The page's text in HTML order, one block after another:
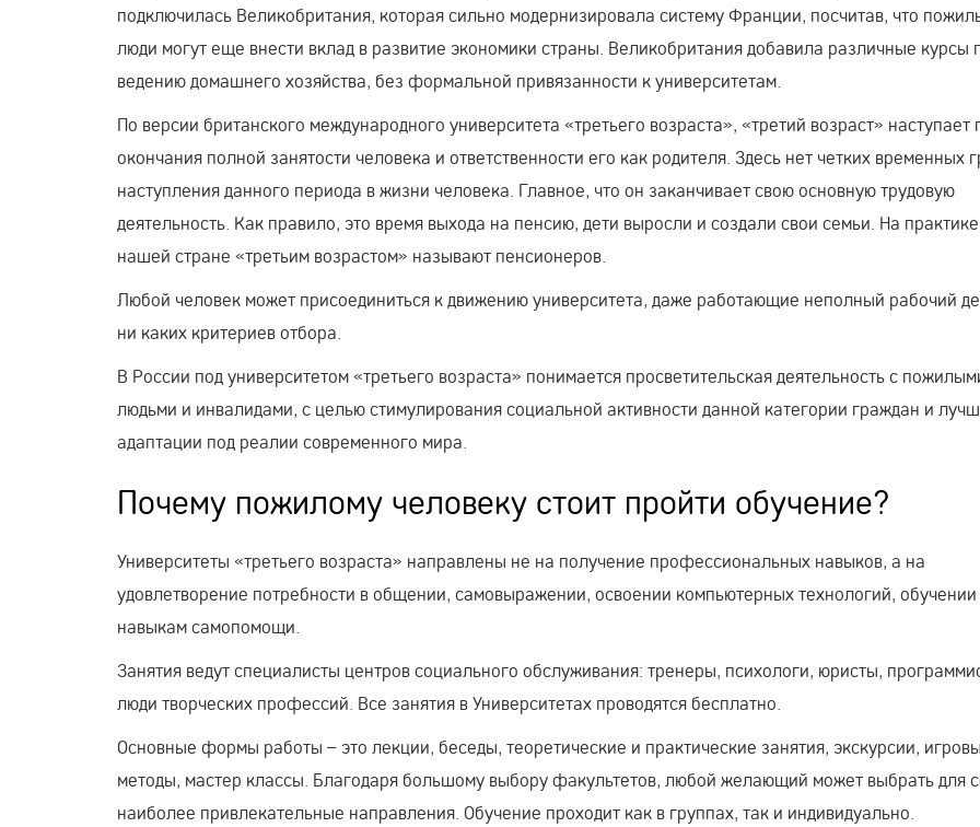
подключилась Великобритания, которая сильно модернизировала систему Франции, посчитав, что
люди могут еще внести вклад в развитие экономики страны. Великобритания добавила различные курсы
ведению домашнего хозяйства, без формальной привязанности к университетам.
По версии британского международного университета «третьего возраста», «третий возраст» наступает
окончания полной занятости человека и ответственности его как родителя. Здесь нет четких временных
наступления данного периода в жизни человека. Главное, что он заканчивает свою основную трудовую
деятельность. Как правило, это время выхода на пенсию, дети выросли и создали свои семьи. На
нашей стране «третьим возрастом» называют пенсионеров.
Любой человек может присоединиться к движению университета, даже работающие неполный рабочий
ни каких критериев отбора.
В России под университетом «третьего возраста» понимается просветительская деятельность с
людьми и инвалидами, с целью стимулирования социальной активности данной категории граждан и
адаптации под реалии современного мира.
Почему пожилому человеку стоит пройти обучение?
Университеты «третьего возраста» направлены не на получение профессиональных навыков, а на
удовлетворение потребности в общении, самовыражении, освоении компьютерных технологий, обучении
навыкам самопомощи.
Занятия ведут специалисты центров социального обслуживания: тренеры, психологи, юристы,
люди творческих профессий. Все занятия в Университетах проводятся бесплатно.
Основные формы работы – это лекции, беседы, теоретические и практические занятия, экскурсии,
методы, мастер классы. Благодаря большому выбору факультетов, любой желающий может выбрать для
наиболее привлекательные направления. Обучение проходит как в группах, так и индивидуально.